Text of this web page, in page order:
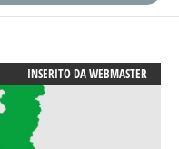
INSERITO DAWEBMASTER